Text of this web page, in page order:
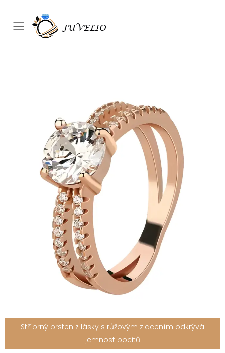
Přepínač mobilního menu
Stříbrný prsten z lásky s růžovým zlacením odkrývá
jemnost pocitů